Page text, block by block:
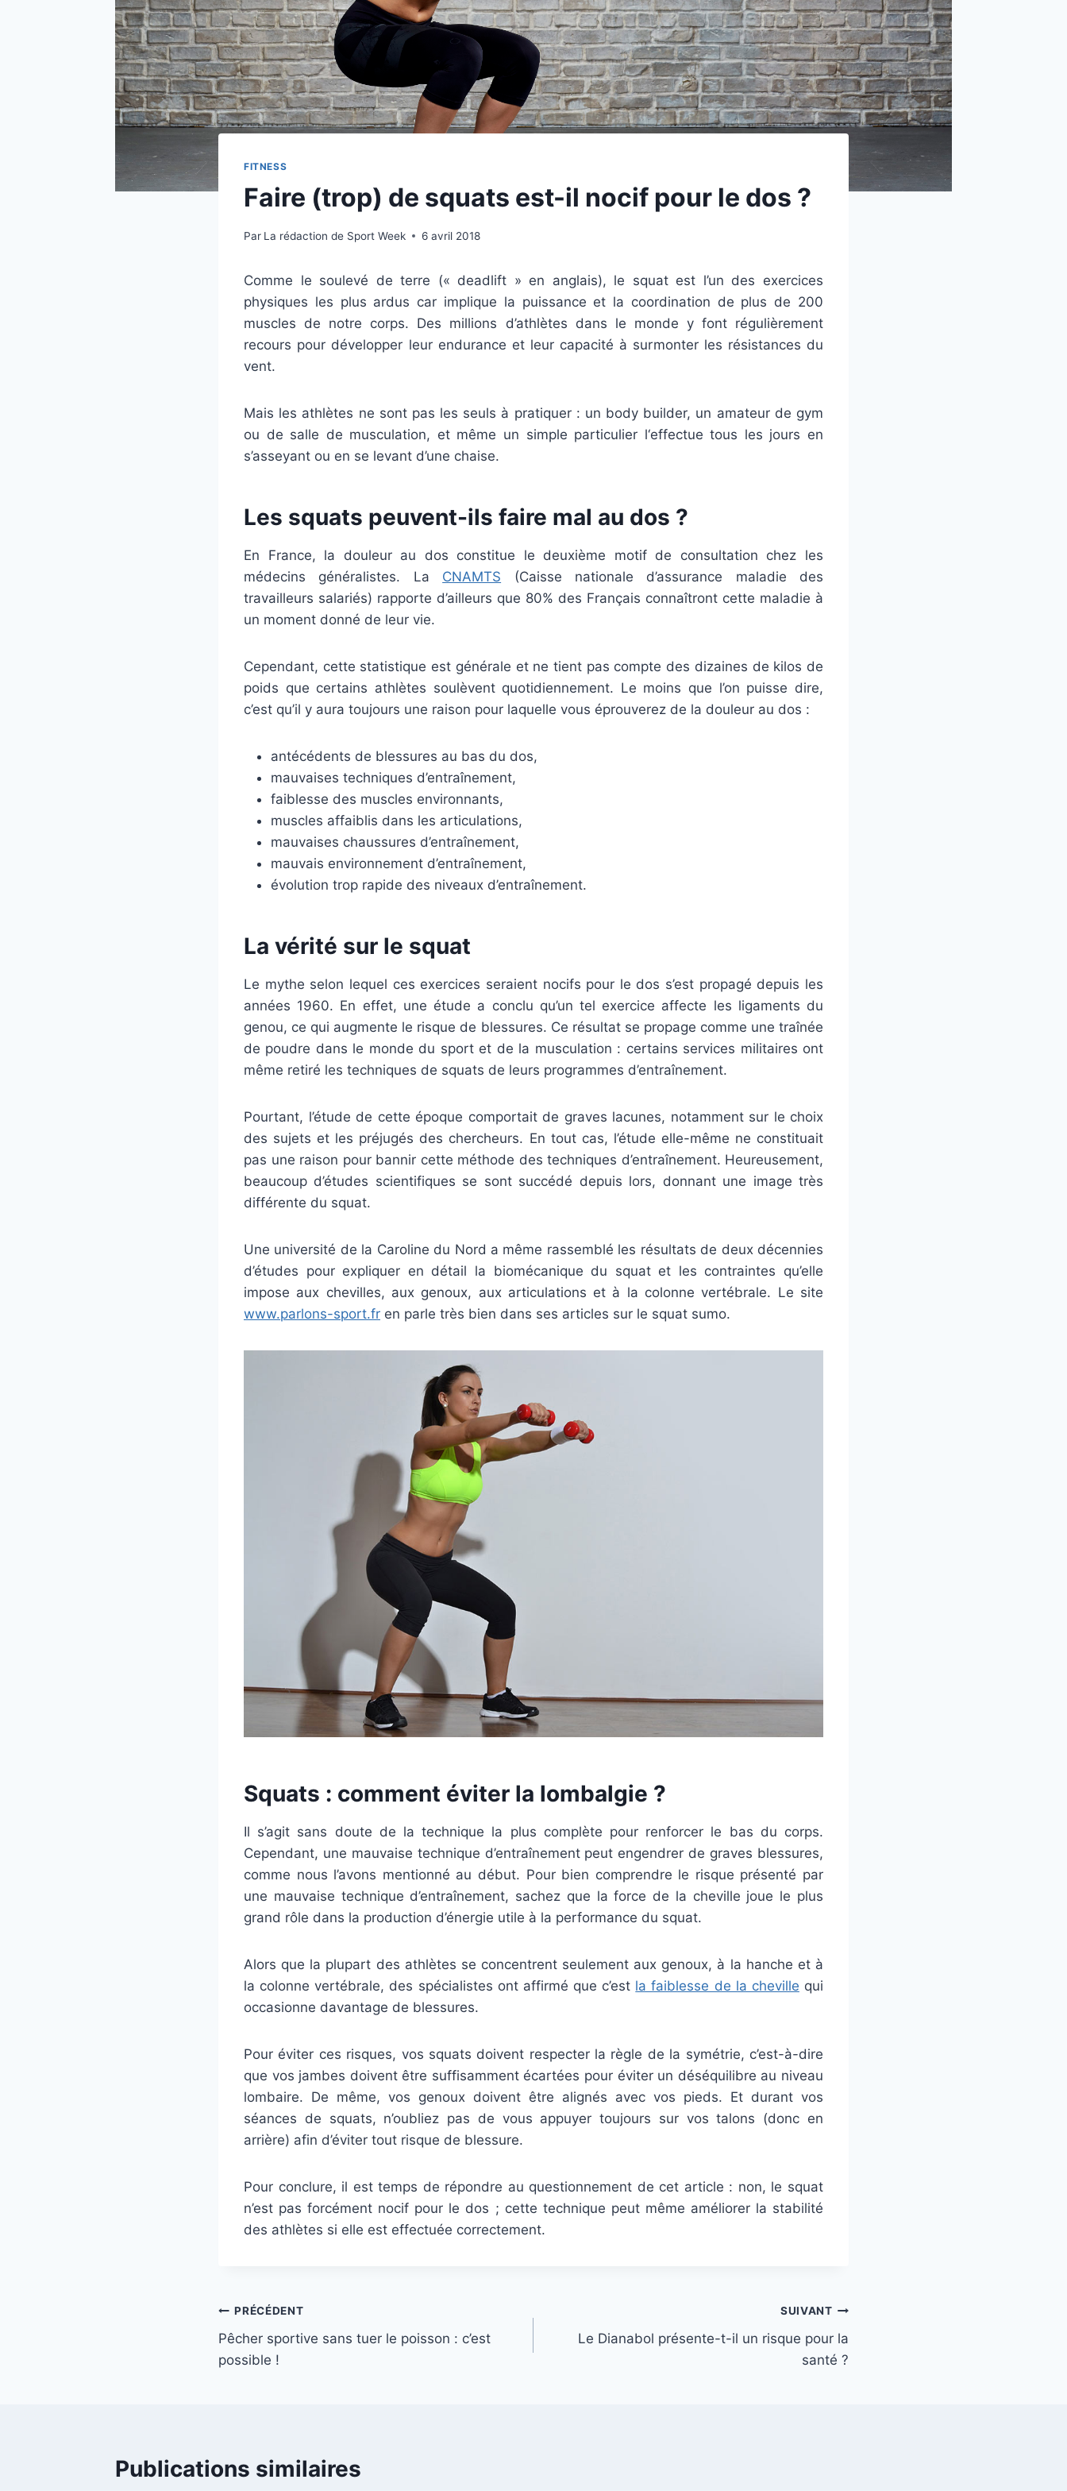
FITNESS
Faire (trop) de squats est-il nocif pour le dos ?
Par La rédaction de Sport Week 6 avril 2018
Comme le soulevé de terre (« deadlift » en anglais), le squat est l’un des exercices
physiques les plus ardus car implique la puissance et la coordination de plus de 200
muscles de notre corps. Des millions d’athlètes dans le monde y font régulièrement
recours pour développer leur endurance et leur capacité à surmonter les résistances du
vent.
Mais les athlètes ne sont pas les seuls à pratiquer : un body builder, un amateur de gym
ou de salle de musculation, et même un simple particulier l‘effectue tous les jours en
s’asseyant ou en se levant d’une chaise.
Les squats peuvent-ils faire mal au dos ?
En France, la douleur au dos constitue le deuxième motif de consultation chez les
médecins généralistes. La CNAMTS (Caisse nationale d’assurance maladie des
travailleurs salariés) rapporte d’ailleurs que 80% des Français connaîtront cette maladie à
un moment donné de leur vie.
Cependant, cette statistique est générale et ne tient pas compte des dizaines de kilos de
poids que certains athlètes soulèvent quotidiennement. Le moins que l’on puisse dire,
c’est qu’il y aura toujours une raison pour laquelle vous éprouverez de la douleur au dos :
antécédents de blessures au bas du dos,
mauvaises techniques d’entraînement,
faiblesse des muscles environnants,
muscles affaiblis dans les articulations,
mauvaises chaussures d’entraînement,
mauvais environnement d’entraînement,
évolution trop rapide des niveaux d’entraînement.
La vérité sur le squat
Le mythe selon lequel ces exercices seraient nocifs pour le dos s’est propagé depuis les
années 1960. En effet, une étude a conclu qu’un tel exercice affecte les ligaments du
genou, ce qui augmente le risque de blessures. Ce résultat se propage comme une traînée
de poudre dans le monde du sport et de la musculation : certains services militaires ont
même retiré les techniques de squats de leurs programmes d’entraînement.
Pourtant, l’étude de cette époque comportait de graves lacunes, notamment sur le choix
des sujets et les préjugés des chercheurs. En tout cas, l’étude elle-même ne constituait
pas une raison pour bannir cette méthode des techniques d’entraînement. Heureusement,
beaucoup d’études scientifiques se sont succédé depuis lors, donnant une image très
différente du squat.
Une université de la Caroline du Nord a même rassemblé les résultats de deux décennies
d’études pour expliquer en détail la biomécanique du squat et les contraintes qu’elle
impose aux chevilles, aux genoux, aux articulations et à la colonne vertébrale. Le site
www.parlons-sport.fr en parle très bien dans ses articles sur le squat sumo.
Squats : comment éviter la lombalgie ?
Il s’agit sans doute de la technique la plus complète pour renforcer le bas du corps.
Cependant, une mauvaise technique d’entraînement peut engendrer de graves blessures,
comme nous l’avons mentionné au début. Pour bien comprendre le risque présenté par
une mauvaise technique d’entraînement, sachez que la force de la cheville joue le plus
grand rôle dans la production d’énergie utile à la performance du squat.
Alors que la plupart des athlètes se concentrent seulement aux genoux, à la hanche et à
la colonne vertébrale, des spécialistes ont affirmé que c’est la faiblesse de la cheville qui
occasionne davantage de blessures.
Pour éviter ces risques, vos squats doivent respecter la règle de la symétrie, c’est-à-dire
que vos jambes doivent être suffisamment écartées pour éviter un déséquilibre au niveau
lombaire. De même, vos genoux doivent être alignés avec vos pieds. Et durant vos
séances de squats, n’oubliez pas de vous appuyer toujours sur vos talons (donc en
arrière) afin d’éviter tout risque de blessure.
Pour conclure, il est temps de répondre au questionnement de cet article : non, le squat
n’est pas forcément nocif pour le dos ; cette technique peut même améliorer la stabilité
des athlètes si elle est effectuée correctement.
Navigation
de
PRÉCÉDENT
Pêcher sportive sans tuer le poisson : c’est
possible !
SUIVANT
Le Dianabol présente-t-il un risque pour la
santé ?
Publications similaires